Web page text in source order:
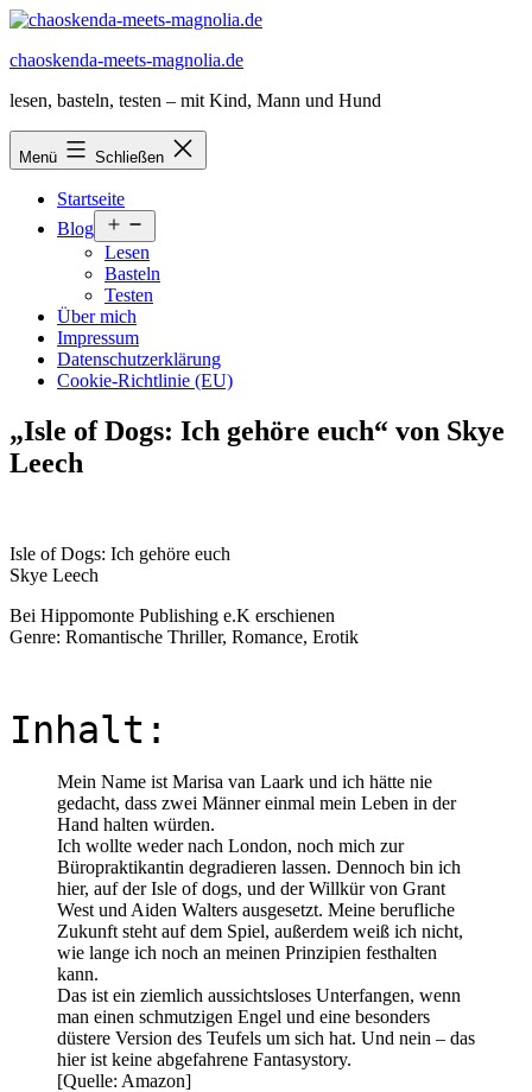
Zum
springen
chaoskenda-meets-magnolia.de
lesen, basteln, testen – mit Kind, Mann und Hund
Menü Schließen
Startseite
Blog
öffnen
Lesen
Basteln
Testen
Über mich
Impressum
Datenschutzerklärung
Cookie-Richtlinie (EU)
„Isle of Dogs: Ich gehöre euch“ von Skye
Leech
Isle of Dogs: Ich gehöre euch
Skye Leech
Bei Hippomonte Publishing e.K erschienen
Genre: Romantische Thriller, Romance, Erotik
Inhalt:
Mein Name ist Marisa van Laark und ich hätte nie
gedacht, dass zwei Männer einmal mein Leben in der
Hand halten würden.
Ich wollte weder nach London, noch mich zur
Büropraktikantin degradieren lassen. Dennoch bin ich
hier, auf der Isle of dogs, und der Willkür von Grant
West und Aiden Walters ausgesetzt. Meine berufliche
Zukunft steht auf dem Spiel, außerdem weiß ich nicht,
wie lange ich noch an meinen Prinzipien festhalten
kann.
Das ist ein ziemlich aussichtsloses Unterfangen, wenn
man einen schmutzigen Engel und eine besonders
düstere Version des Teufels um sich hat. Und nein – das
hier ist keine abgefahrene Fantasystory.
[Quelle: Amazon]